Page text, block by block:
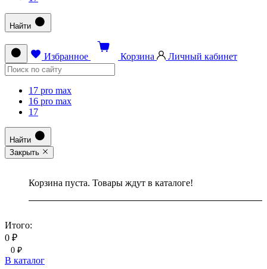
Найти
Избранное Корзина Личный кабинет
17 pro max
16 pro max
17
Найти
Закрыть
Корзина пуста. Товары ждут в каталоге!
Итого:
0 ₽
0 ₽
В каталог